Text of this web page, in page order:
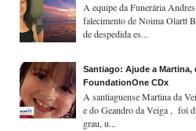
A equipe da Funerária
falecimento de Noima Olartt
de despedida es...
Santiago: Ajude a Martina,
FoundationOne CDx
A santiaguense Martina da
e do Geandro da Veiga , foi
grau, u...